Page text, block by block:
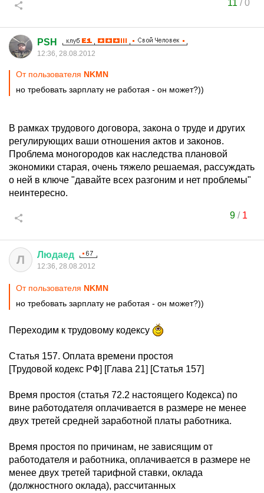
11 / 0
PSH
12:36, 28.08.2012
От пользователя NKMN
но требовать зарплату не работая - он может?))
В рамках трудового договора, закона о труде и других
регулирующих ваши отношения актов и законов.
Проблема моногородов как наследства плановой
экономики старая, очень тяжело решаемая, рассуждать
о ней в ключе "давайте всех разгоним и нет проблемы"
неинтересно.
9/ 1
Л Людаед
12:36, 28.08.2012
От пользователя NKMN
но требовать зарплату не работая - он может?))
Переходим к трудовому кодексу
Статья 157. Оплата времени простоя
[Трудовой кодекс РФ] [Глава 21] [Статья 157]
Время простоя (статья 72.2 настоящего Кодекса) по
вине работодателя оплачивается в размере не менее
двух третей средней заработной платы работника.
Время простоя по причинам, не зависящим от
работодателя и работника, оплачивается в размере не
менее двух третей тарифной ставки, оклада
(должностного оклада), рассчитанных